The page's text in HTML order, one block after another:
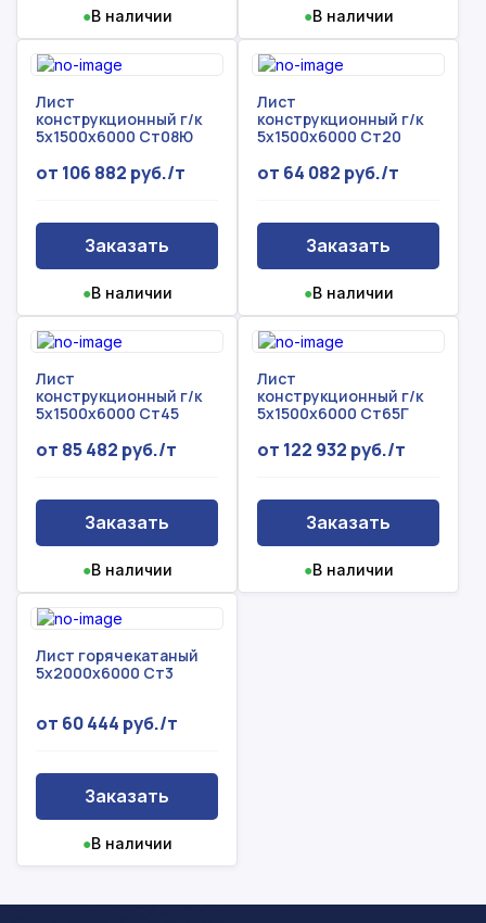
●В наличии ●В наличии
Лист
конструкционный г/к
5х1500х6000 Ст08Ю
от 106 882 руб./т
Заказать
●В наличии
Лист
конструкционный г/к
5х1500х6000 Ст20
от 64 082 руб./т
Заказать
●В наличии
Лист
конструкционный г/к
5х1500х6000 Ст45
от 85 482 руб./т
Заказать
●В наличии
Лист
конструкционный г/к
5х1500х6000 Ст65Г
от 122 932 руб./т
Заказать
●В наличии
Лист горячекатаный
5х2000х6000 Ст3
от 60 444 руб./т
Заказать
●В наличии
Даю согласие на обработку персональных данных
Заказать звонок
спасибо!
Форма не отправлена!
Произошла ошибка.